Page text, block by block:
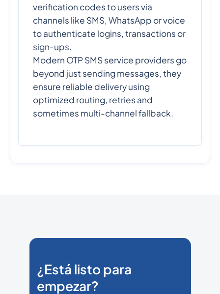
verification codes to users via
channels like SMS, WhatsApp or voice
to authenticate logins, transactions or
sign-ups.
Modern OTP SMS service providers go
beyond just sending messages, they
ensure reliable delivery using
optimized routing, retries and
sometimes multi-channel fallback.
¿Está listo para
empezar?